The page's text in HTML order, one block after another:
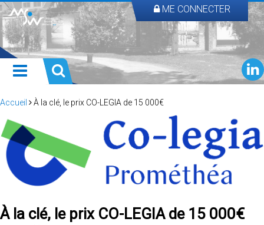
ME CONNECTER
Accueil À la clé, le prix CO-LEGIA de 15 000€
À la clé, le prix CO-LEGIA de 15 000€